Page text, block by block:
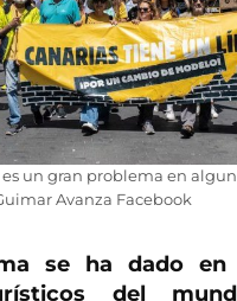
un gran problema en
Avanza Facebook
se ha dado en
del